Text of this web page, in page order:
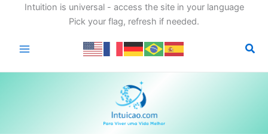
Intuition is universal - access the site in your language
Pick your flag, refresh if needed.